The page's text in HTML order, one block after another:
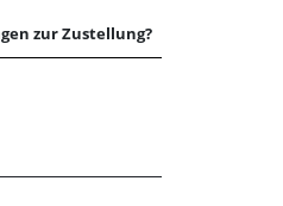
zur Zustellung?
in